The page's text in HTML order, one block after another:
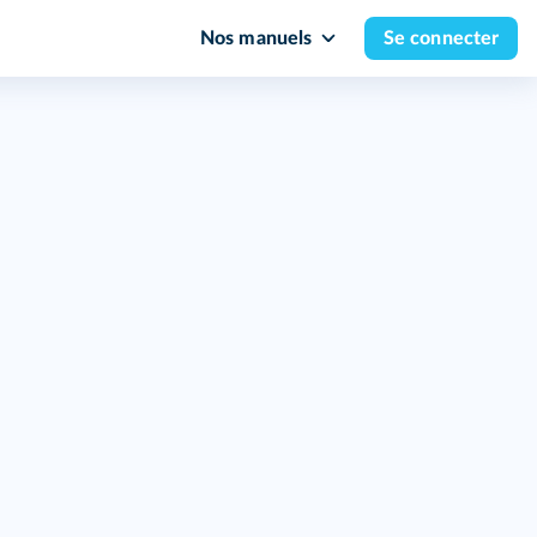
Nos manuels Se connecter